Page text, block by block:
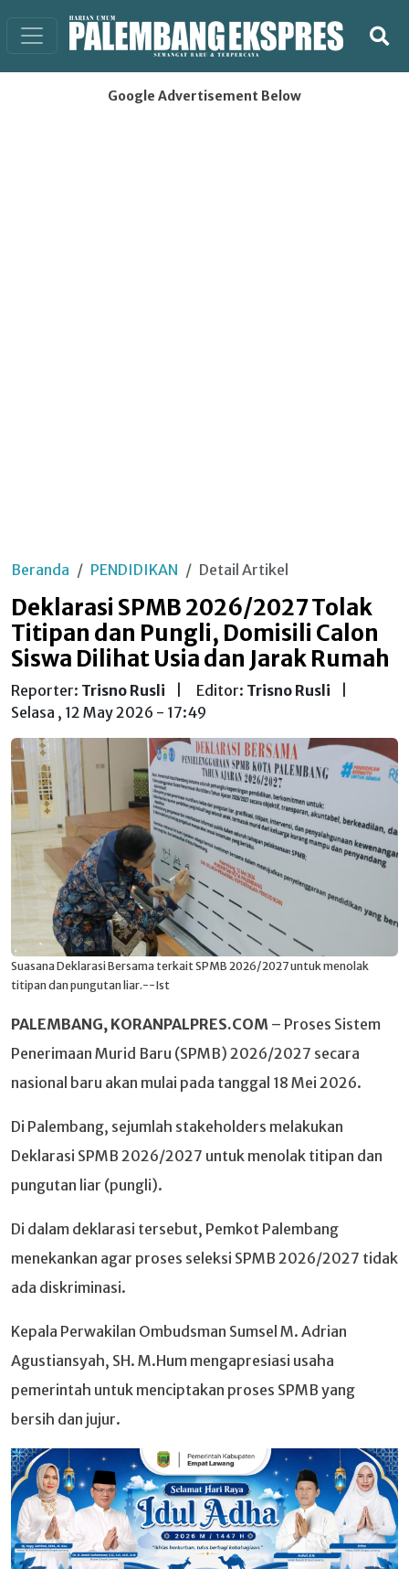
Google Advertisement Below
Beranda PENDIDIKAN Detail Artikel
Deklarasi SPMB 2026/2027 Tolak
Titipan dan Pungli, Domisili Calon
Siswa Dilihat Usia dan Jarak Rumah
Reporter: Trisno Rusli Editor: Trisno Rusli
Selasa , 12 May 2026 - 17:49
Suasana Deklarasi Bersama terkait SPMB 2026/2027 untuk menolak
titipan dan pungutan liar.--Ist
PALEMBANG, KORANPALPRES.COM – Proses Sistem
Penerimaan Murid Baru (SPMB) 2026/2027 secara
nasional baru akan mulai pada tanggal 18 Mei 2026.
Di Palembang, sejumlah stakeholders melakukan
Deklarasi SPMB 2026/2027 untuk menolak titipan dan
pungutan liar (pungli).
Di dalam deklarasi tersebut, Pemkot Palembang
menekankan agar proses seleksi SPMB 2026/2027 tidak
ada diskriminasi.
Kepala Perwakilan Ombudsman Sumsel M. Adrian
Agustiansyah, SH. M.Hum mengapresiasi usaha
pemerintah untuk menciptakan proses SPMB yang
bersih dan jujur.